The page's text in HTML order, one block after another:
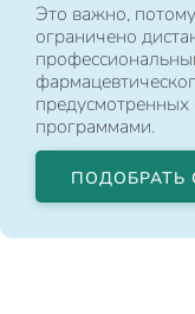
Это важно,
ограничено
программами.
ПОДОБРАТЬ